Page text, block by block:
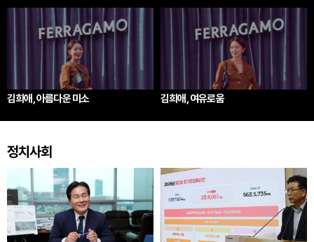
김희애, 아름다운 미소 김희애, 여유로움
정치사회